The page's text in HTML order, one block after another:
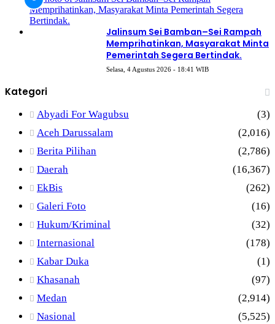
Jalinsum Sei Bamban–Sei Rampah
Memprihatinkan, Masyarakat Minta
Pemerintah Segera Bertindak.
Selasa, 4 Agustus 2026 - 18:41 WIB
Kategori
Abyadi For Wagubsu
(3)
Aceh Darussalam
(2,016)
Berita Pilihan
(2,786)
Daerah
(16,367)
EkBis
(262)
Galeri Foto
(16)
Hukum/Kriminal
(32)
Internasional
(178)
Kabar Duka
(1)
Khasanah
(97)
Medan
(2,914)
Nasional
(5,525)